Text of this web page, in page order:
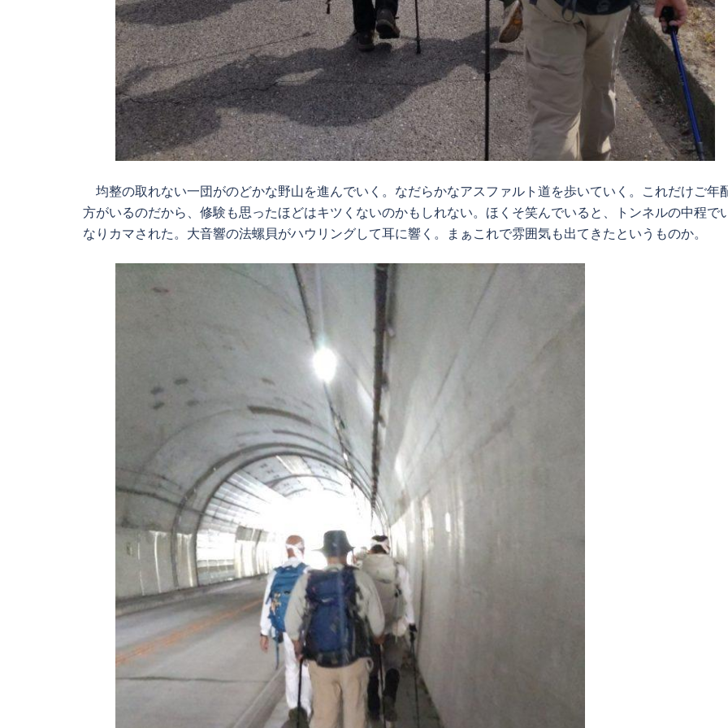
均整の取れない一団がのどかな野山を進んでいく。なだらかなアスファルト道を歩いていく。これだけご年
方がいるのだから、修験も思ったほどはキツくないのかもしれない。ほくそ笑んでいると、トンネルの中程で
なりカマされた。大音響の法螺貝がハウリングして耳に響く。まぁこれで雰囲気も出てきたというものか。